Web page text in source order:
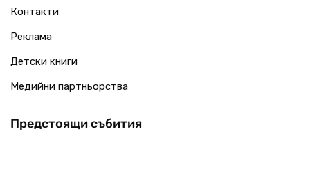
Контакти
Реклама
Детски книги
Медийни партньорства
Предстоящи събития